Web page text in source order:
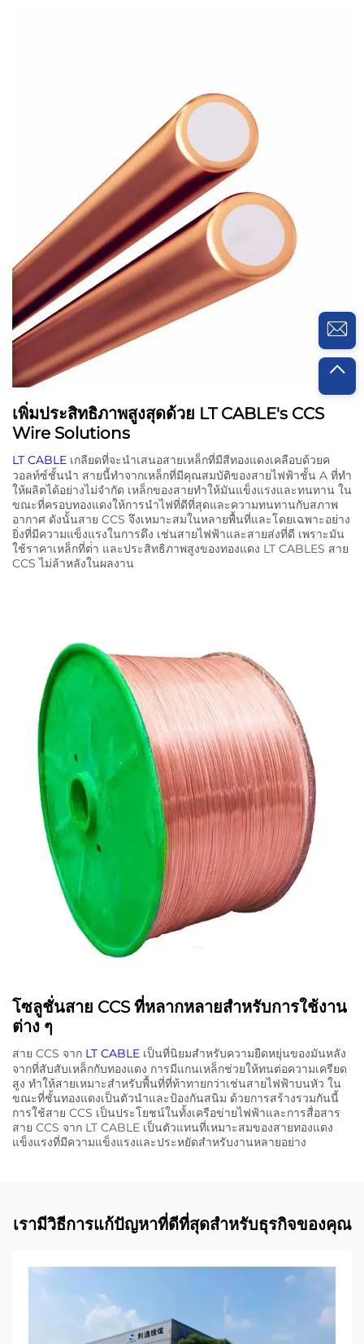
เพิ่มประสิทธิภาพสูงสุดด้วย LT CABLE's CCS
Wire Solutions
LT CABLE เกลียดที่จะนําเสนอสายเหล็กที่มีสีทองแดงเคลือบด้วยค
วอลท์ซ์ชั้นนํา สายนี้ทําจากเหล็กที่มีคุณสมบัติของสายไฟฟ้าชั้น A ที่ทํา
ให้ผลิตได้อย่างไม่จํากัด เหล็กของสายทําให้มันแข็งแรงและทนทาน ใน
ขณะที่ครอบทองแดงให้การนําไฟที่ดีที่สุดและความทนทานกับสภาพ
อากาศ ดังนั้นสาย CCS จึงเหมาะสมในหลายพื้นที่และโดยเฉพาะอย่าง
ยิ่งที่มีความแข็งแรงในการดึง เช่นสายไฟฟ้าและสายส่งที่ดี เพราะมัน
ใช้ราคาเหล็กที่ต่ํา และประสิทธิภาพสูงของทองแดง LT CABLES สาย
CCS ไม่ล้าหลังในผลงาน
โซลูชั่นสาย CCS ที่หลากหลายสําหรับการใช้งาน
ต่าง ๆ
สาย CCS จาก LT CABLE เป็นที่นิยมสําหรับความยืดหยุ่นของมันหลัง
จากที่สับสับเหล็กกับทองแดง การมีแกนเหล็กช่วยให้ทนต่อความเครียด
สูง ทําให้สายเหมาะสําหรับพื้นที่ที่ท้าทายกว่าเช่นสายไฟฟ้าบนหัว ใน
ขณะที่ชั้นทองแดงเป็นตัวนําและป้องกันสนิม ด้วยการสร้างรวมกันนี้
การใช้สาย CCS เป็นประโยชน์ในทั้งเครือข่ายไฟฟ้าและการสื่อสาร
สาย CCS จาก LT CABLE เป็นตัวแทนที่เหมาะสมของสายทองแดง
แข็งแรงที่มีความแข็งแรงและประหยัดสําหรับงานหลายอย่าง
เรามีวิธีการแก้ปัญหาที่ดีที่สุดสำหรับธุรกิจของคุณ